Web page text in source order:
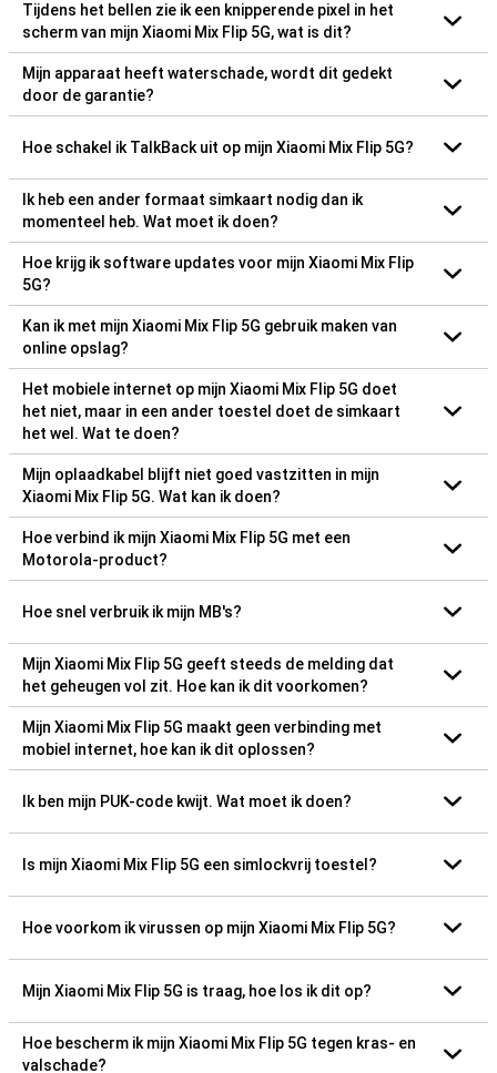
Tijdens het bellen zie ik een knipperende pixel in het
scherm van mijn Xiaomi Mix Flip 5G, wat is dit?
Mijn apparaat heeft waterschade, wordt dit gedekt
door de garantie?
Hoe schakel ik TalkBack uit op mijn Xiaomi Mix Flip 5G?
Ik heb een ander formaat simkaart nodig dan ik
momenteel heb. Wat moet ik doen?
Hoe krijg ik software updates voor mijn Xiaomi Mix Flip
5G?
Kan ik met mijn Xiaomi Mix Flip 5G gebruik maken van
online opslag?
Het mobiele internet op mijn Xiaomi Mix Flip 5G doet
het niet, maar in een ander toestel doet de simkaart
het wel. Wat te doen?
Mijn oplaadkabel blijft niet goed vastzitten in mijn
Xiaomi Mix Flip 5G. Wat kan ik doen?
Hoe verbind ik mijn Xiaomi Mix Flip 5G met een
Motorola-product?
Hoe snel verbruik ik mijn MB's?
Mijn Xiaomi Mix Flip 5G geeft steeds de melding dat
het geheugen vol zit. Hoe kan ik dit voorkomen?
Mijn Xiaomi Mix Flip 5G maakt geen verbinding met
mobiel internet, hoe kan ik dit oplossen?
Ik ben mijn PUK-code kwijt. Wat moet ik doen?
Is mijn Xiaomi Mix Flip 5G een simlockvrij toestel?
Hoe voorkom ik virussen op mijn Xiaomi Mix Flip 5G?
Mijn Xiaomi Mix Flip 5G is traag, hoe los ik dit op?
Hoe bescherm ik mijn Xiaomi Mix Flip 5G tegen kras- en
valschade?